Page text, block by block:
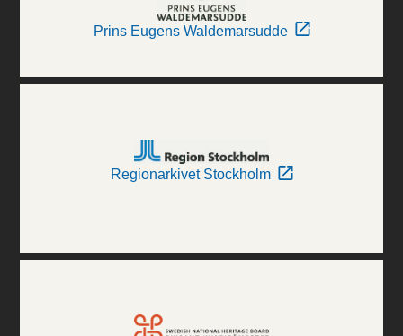
Prins Eugens Waldemarsudde
Regionarkivet Stockholm